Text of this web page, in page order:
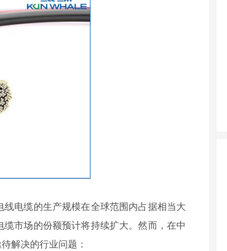
电缆的生产规模在全球范围内占据相当大
市场的份额预计将持续扩大。然而，在中
解决的行业问题：